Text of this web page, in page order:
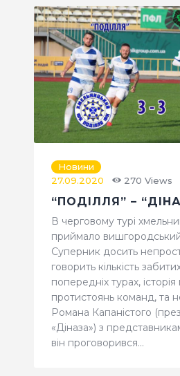
Новини
27.09.2020
270 Views
“ПОДІЛЛЯ” –
В черговому турі
приймало вишгородський
Суперник досить
говорить кількість
попередніх турах,
протистоянь команд, та
Романа Капаністого
«Діназа») з
він проговорився…